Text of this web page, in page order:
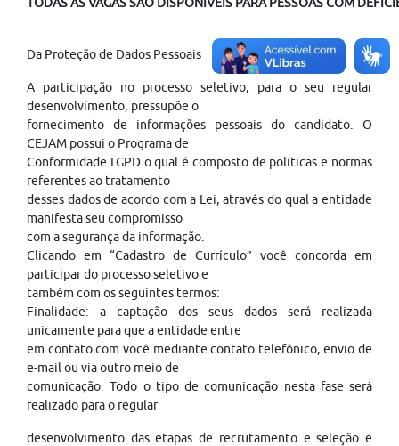
Da Proteção de Dados Pessoais
A participação no processo seletivo, para o seu regular
desenvolvimento, pressupõe o
fornecimento de informações pessoais do candidato. O
CEJAM possui o Programa de
Conformidade LGPD o qual é composto de políticas e normas
referentes ao tratamento
desses dados de acordo com a Lei, através do qual a entidade
manifesta seu compromisso
com a segurança da informação.
Clicando em “Cadastro de Currículo” você concorda em
participar do processo seletivo e
também com os seguintes termos:
Finalidade: a captação dos seus dados será realizada
unicamente para que a entidade entre
em contato com você mediante contato telefônico, envio de
e-mail ou via outro meio de
comunicação. Todo o tipo de comunicação nesta fase será
realizado para o regular
desenvolvimento das etapas de recrutamento e seleção e